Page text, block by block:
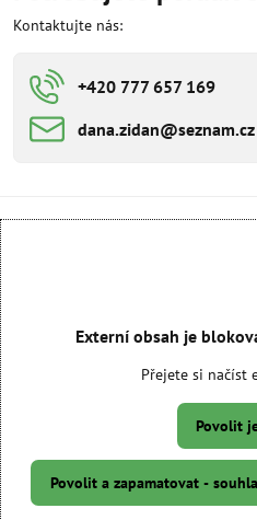
Kontaktujte nás:
+420 777 657 169
dana​​.zidan​​@seznam​​.cz
Externí obsah je
Přejete si načíst
Povolit
Povolit a zapamatovat -